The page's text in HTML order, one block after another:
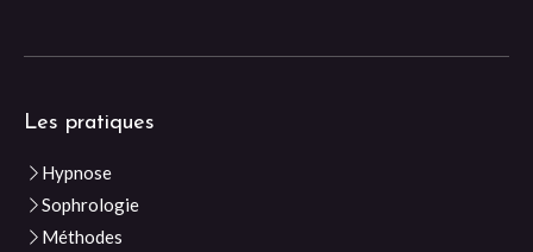
Les pratiques
Hypnose
Sophrologie
Méthodes